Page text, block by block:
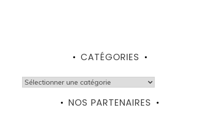
CATÉGORIES
Catégories
NOS PARTENAIRES